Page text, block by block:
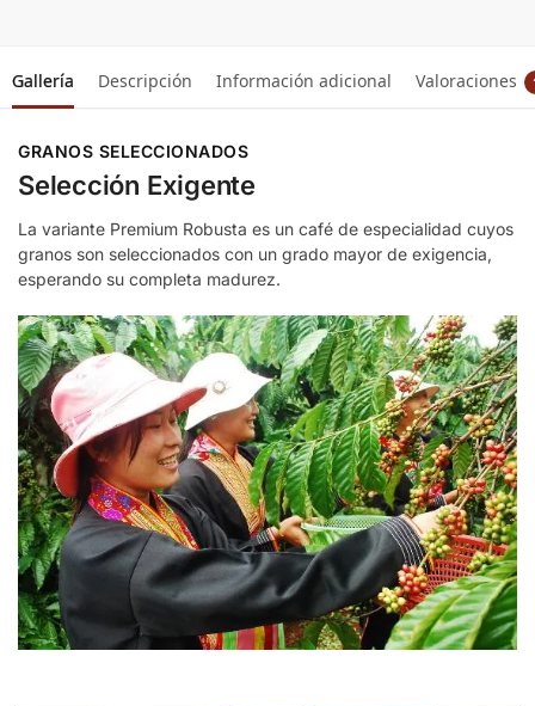
Gallería Descripción Información adicional Valoraciones
GRANOS SELECCIONADOS
Selección Exigente
La variante Premium Robusta es un café de especialidad cuyos
granos son seleccionados con un grado mayor de exigencia,
esperando su completa madurez.